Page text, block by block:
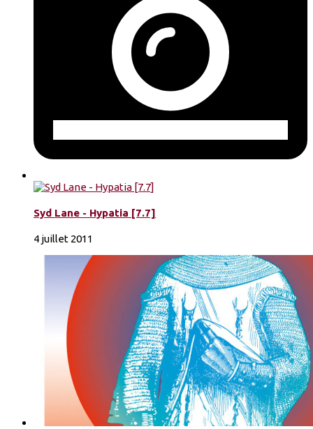
Syd Lane - Hypatia [7.7]
4 juillet 2011